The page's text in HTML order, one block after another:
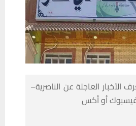
العاجلة عن الناصرية–
فيسبوك أو أكس